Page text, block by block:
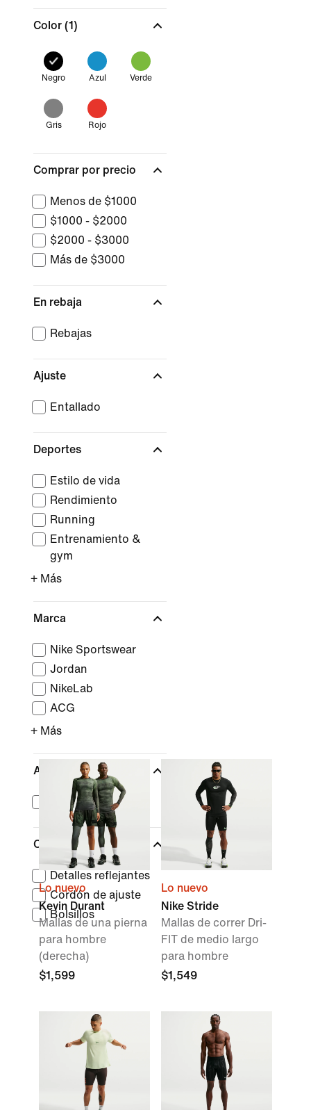
Color (1)
Negro Azul Verde
Gris Rojo
Comprar por precio
Menos de $1000
$1000 - $2000
$2000 - $3000
Más de $3000
En rebaja
Rebajas
Ajuste
Entallado
Deportes
Estilo de vida
Rendimiento
Running
Entrenamiento &
gym
+ Más
Marca
Nike Sportswear
Jordan
NikeLab
ACG
+ Más
Atletas
Kevin Durant
Características
Detalles reflejantes
Cordón de ajuste
Bolsillos
Lo nuevo
Kevin Durant
Mallas de una pierna
para hombre
(derecha)
$1,599
Lo nuevo
Nike Stride
Mallas de correr Dri-
FIT de medio largo
para hombre
$1,549